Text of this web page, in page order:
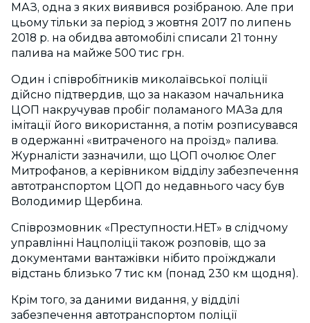
МАЗ, одна з яких виявився розібраною. Але при
цьому тільки за період з жовтня 2017 по липень
2018 р. на обидва автомобілі списали 21 тонну
палива на майже 500 тис грн.
Один і співробітників миколаївської поліції
дійсно підтвердив, що за наказом начальника
ЦОП накручував пробіг поламаного МАЗа для
імітації його використання, а потім розписувався
в одержанні «витраченого на проїзд» палива.
Журналісти зазначили, що ЦОП очолює Олег
Митрофанов, а керівником відділу забезпечення
автотранспортом ЦОП до недавнього часу був
Володимир Щербина.
Співрозмовник «Преступности.НЕТ» в слідчому
управлінні Нацполіціі також розповів, що за
документами вантажівки нібито проїжджали
відстань близько 7 тис км (понад 230 км щодня).
Крім того, за даними видання, у відділі
забезпечення автотранспортом поліції